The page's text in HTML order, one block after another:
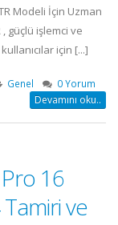
Modeli İçin Uzman
güçlü işlemci ve
için [...]
Genel 0 Yorum
Devamını oku..
16
ve